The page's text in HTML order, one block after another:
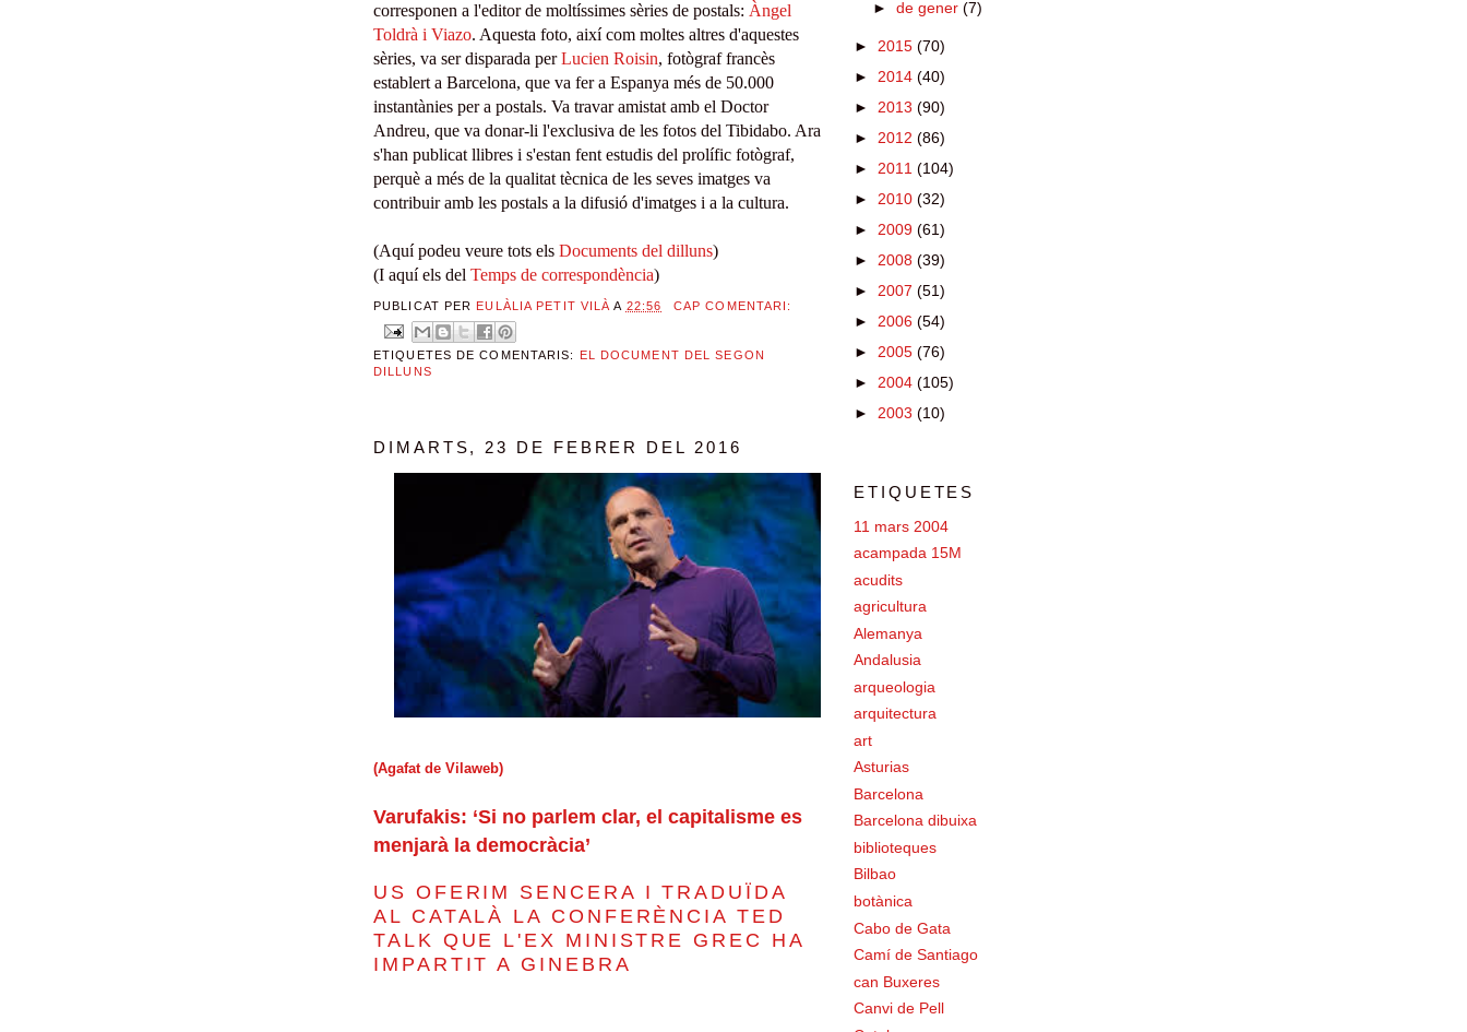
corresponen a l'editor de moltíssimes sèries de postals: Àngel
Toldrà i Viazo. Aquesta foto, així com moltes altres d'aquestes
sèries, va serdisparada perLucien Roisin, fotògraf francès
establert a Barcelona, que va fer a Espanya més de 50.000
instantànies per a postals. Va travar amistat amb el Doctor
Andreu, que va donar-li l'exclusiva de les fotos del Tibidabo. Ara
s'han publicat llibres i s'estan fent estudis del prolífic fotògraf,
perquè a més de la qualitat tècnica de les seves imatges va
contribuir amb les postals a la difusió d'imatges i a la cultura.
(Aquí podeu veure tots els Documents del dilluns)
(I aquí els del Temps de correspondència)
PUBLICAT PER EULÀLIA PETIT VILÀ A 22:56 CAP COMENTARI:
ETIQUETES DE COMENTARIS:
EL DOCUMENT DEL SEGON
DILLUNS
DIMARTS, 23 DE FEBRER DEL 2016
(Agafat de Vilaweb)
Varufakis: ‘Si no parlem clar, el capitalisme es
menjarà la democràcia’
US OFERIM SENCERA I TRADUÏDA
AL CATALÀ LA CONFERÈNCIA TED
TALK QUE L'EX MINISTRE GREC HA
IMPARTIT A GINEBRA
► de gener (7)
► 2015 (70)
► 2014 (40)
► 2013 (90)
► 2012 (86)
► 2011 (104)
► 2010 (32)
► 2009 (61)
► 2008 (39)
► 2007 (51)
► 2006 (54)
► 2005 (76)
► 2004 (105)
► 2003 (10)
ETIQUETES
11 mars 2004
acampada 15M
acudits
agricultura
Alemanya
Andalusia
arqueologia
arquitectura
art
Asturias
Barcelona
Barcelona dibuixa
biblioteques
Bilbao
botànica
Cabo de Gata
Camí de Santiago
can Buxeres
Canvi de Pell